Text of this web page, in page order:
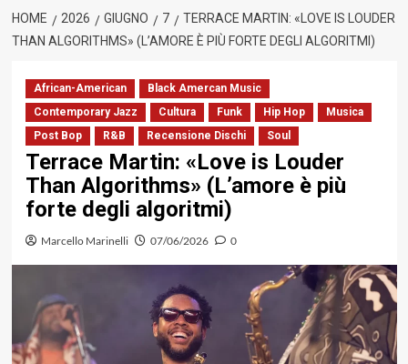
HOME 2026 GIUGNO 7
TERRACE MARTIN: «LOVE IS LOUDER
THAN ALGORITHMS» (L’AMORE È PIÙ FORTE DEGLI ALGORITMI)
African-American
Black Amercan Music
Contemporary Jazz
Cultura Funk Hip Hop
Musica
Post Bop
R&B Recensione Dischi Soul
Terrace Martin: «Love is Louder
Than Algorithms» (L’amore è più
forte degli algoritmi)
Marcello Marinelli 07/06/2026 0